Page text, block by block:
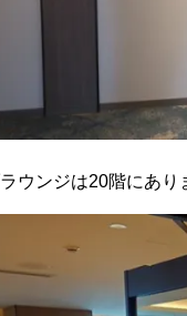
ウンジは20階にあり